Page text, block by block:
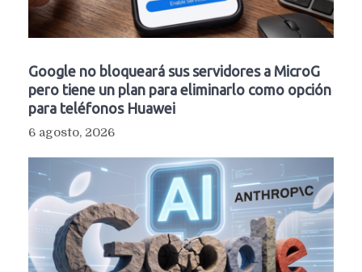
Google no bloqueará sus servidores a MicroG
pero tiene un plan para eliminarlo como opción
para teléfonos Huawei
6 agosto, 2026